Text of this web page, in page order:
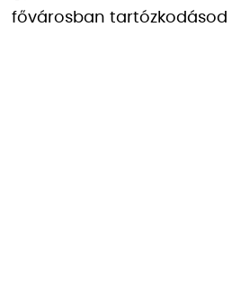
fővárosban tartózkodásod